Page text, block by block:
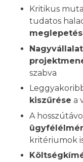
Kritikus
tudatos
szabva
kiszűrése a
A
kritériumok